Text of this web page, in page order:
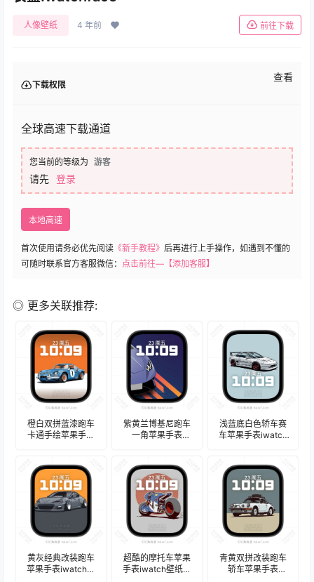
人像壁纸 4 年前 前往下载
下载权限
查看
全球高速下载通道
您当前的等级为 游客
请先 登录
本地高速
首次使用请务必优先阅读 《新手教程》 后再进行上手操作，如遇到不懂的
可随时联系官方客服微信： 点击前往—【添加客服】
◎ 更多关联推荐:
橙白双拼蓝漆跑车
卡通手绘苹果手表
紫黄兰博基尼跑车
一角苹果手表
浅蓝底白色轿车赛
车苹果手表iwatch
黄灰经典改装跑车
苹果手表iwatch壁
超酷的摩托车苹果
手表iwatch壁纸人
青黄双拼改装跑车
轿车苹果手表